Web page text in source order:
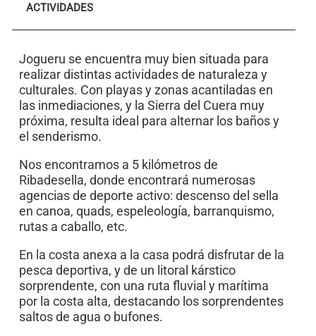
ACTIVIDADES
Jogueru se encuentra muy bien situada para
realizar distintas actividades de naturaleza y
culturales. Con playas y zonas acantiladas en
las inmediaciones, y la Sierra del Cuera muy
próxima, resulta ideal para alternar los baños y
el senderismo.
Nos encontramos a 5 kilómetros de
Ribadesella, donde encontrará numerosas
agencias de deporte activo: descenso del sella
en canoa, quads, espeleología, barranquismo,
rutas a caballo, etc.
En la costa anexa a la casa podrá disfrutar de la
pesca deportiva, y de un litoral kárstico
sorprendente, con una ruta fluvial y marítima
por la costa alta, destacando los sorprendentes
saltos de agua o bufones.